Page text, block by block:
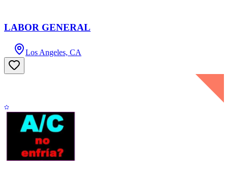
LABOR GENERAL
Los Angeles, CA